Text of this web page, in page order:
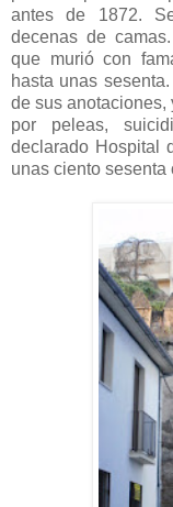
antes de 1872.
decenas de
que murió con
hasta unas
de sus anotaciones,
por peleas,
declarado Hospital
unas ciento sesenta